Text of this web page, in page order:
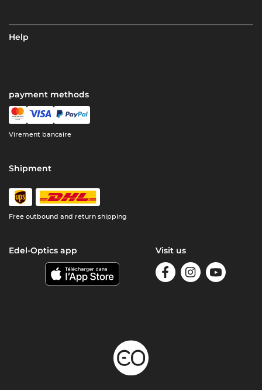
Help
payment methods
Virement bancaire
Shipment
Free outbound and return shipping
Edel-Optics app Visit us